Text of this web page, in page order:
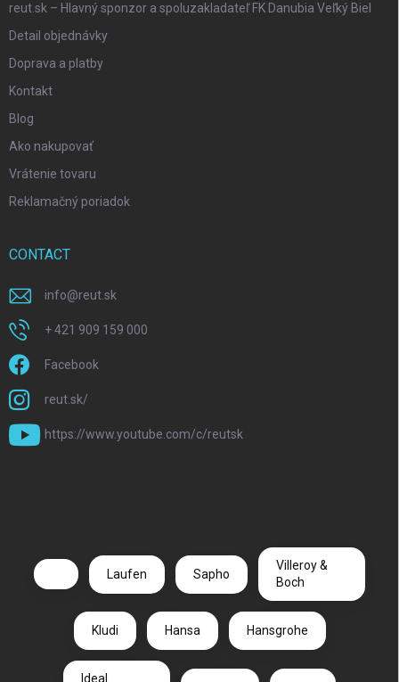
reut.sk – Hlavný sponzor a spoluzakladateľ FK Danubia Veľký Biel
Detail objednávky
Doprava a platby
Kontakt
Blog
Ako nakupovať
Vrátenie tovaru
Reklamačný poriadok
CONTACT
info@reut.sk
+ 421 909 159 000
Facebook
reut.sk/
https://www.youtube.com/c/reutsk
Laufen Sapho
Villeroy &
Boch
Kludi Hansa Hansgrohe
Ideal